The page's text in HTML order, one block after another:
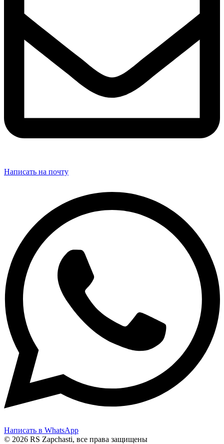
Написать на почту
Написать в WhatsApp
© 2026 RS Zapchasti, все права защищены